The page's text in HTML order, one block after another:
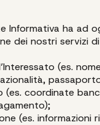
Informativa ha ad
dei nostri servizi
(es.
coordinate
(es. informazioni